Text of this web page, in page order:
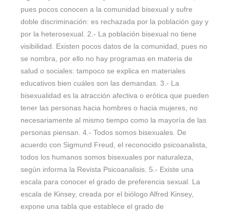
pues pocos conocen a la comunidad bisexual y sufre
doble discriminación: es rechazada por la población gay y
por la heterosexual. 2.- La población bisexual no tiene
visibilidad. Existen pocos datos de la comunidad, pues no
se nombra, por ello no hay programas en materia de
salud o sociales: tampoco se explica en materiales
educativos bien cuáles son las demandas. 3.- La
bisexualidad es la atracción afectiva o erótica que pueden
tener las personas hacia hombres o hacia mujeres, no
necesariamente al mismo tiempo como la mayoría de las
personas piensan. 4.- Todos somos bisexuales. De
acuerdo con Sigmund Freud, el reconocido psicoanalista,
todos los humanos somos bisexuales por naturaleza,
según informa la Revista Psicoanalisis. 5.- Existe una
escala para conocer el grado de preferencia sexual. La
escala de Kinsey, creada por el biólogo Alfred Kinsey,
expone una tabla que establece el grado de